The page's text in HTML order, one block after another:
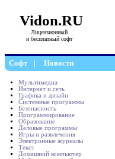
Vidon.RU
Лицензионный
и бесплатный софт
Софт | Новости
Мультимедиа
Интернет и сеть
Графика и дизайн
Системные программы
Безопасность
Программирование
Образование
Деловые программы
Игры и развлечения
Электронные журналы
Текст
Домашний компьютер